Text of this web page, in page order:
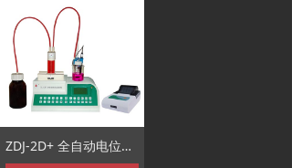
ZDJ-2D+ 全自动电位滴定仪